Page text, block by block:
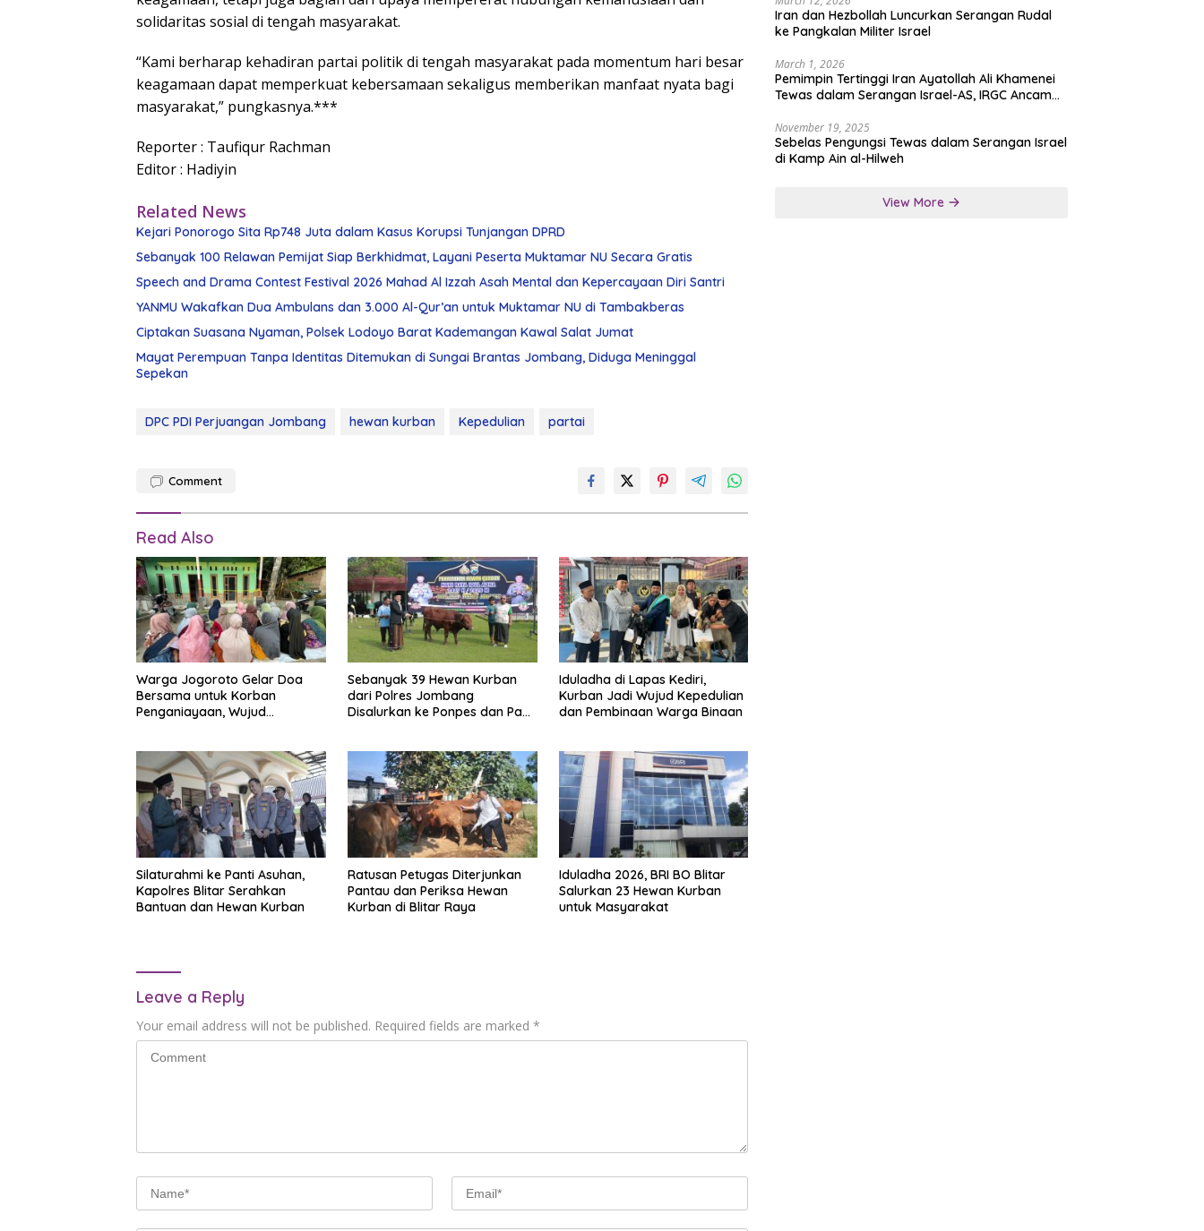
solidaritas sosial di tengah masyarakat.
“Kami berharap kehadiran partai politik di tengah masyarakat pada momentum hari besar
keagamaan dapat memperkuat kebersamaan sekaligus memberikan manfaat nyata bagi
masyarakat,” pungkasnya.***
Reporter : Taufiqur Rachman
Editor : Hadiyin
Related News
Kejari Ponorogo Sita Rp748 Juta dalam Kasus Korupsi Tunjangan DPRD
Sebanyak 100 Relawan Pemijat Siap Berkhidmat, Layani Peserta Muktamar NU Secara Gratis
Speech and Drama Contest Festival 2026 Mahad Al Izzah Asah Mental dan Kepercayaan Diri Santri
YANMU Wakafkan Dua Ambulans dan 3.000 Al-Qur’an untuk Muktamar NU di Tambakberas
Ciptakan Suasana Nyaman, Polsek Lodoyo Barat Kademangan Kawal Salat Jumat
Mayat Perempuan Tanpa Identitas Ditemukan di Sungai Brantas Jombang, Diduga Meninggal
Sepekan
DPC PDI Perjuangan Jombang hewan kurban Kepedulian partai
Comment
Read Also
Warga Jogoroto Gelar Doa
Bersama untuk Korban
Penganiayaan, Wujud
Sebanyak 39 Hewan Kurban
dari Polres Jombang
Disalurkan ke Ponpes dan Panti
Iduladha di Lapas Kediri,
Kurban Jadi Wujud Kepedulian
dan Pembinaan Warga Binaan
Silaturahmi ke Panti Asuhan,
Kapolres Blitar Serahkan
Bantuan dan Hewan Kurban
Ratusan Petugas Diterjunkan
Pantau dan Periksa Hewan
Kurban di Blitar Raya
Iduladha 2026, BRI BO Blitar
Salurkan 23 Hewan Kurban
untuk Masyarakat
Leave a Reply
Your email address will not be published. Required fields are marked *
Iran dan Hezbollah Luncurkan Serangan Rudal
ke Pangkalan Militer Israel
March 1, 2026
Pemimpin Tertinggi Iran Ayatollah Ali Khamenei
Tewas dalam Serangan Israel-AS, IRGC Ancam
November 19, 2025
Sebelas Pengungsi Tewas dalam Serangan Israel
di Kamp Ain al-Hilweh
View More